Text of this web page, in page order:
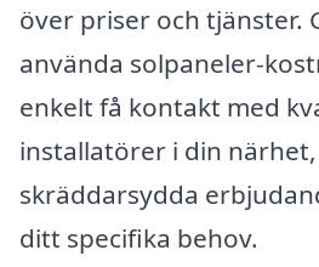
över priser och tjänster.
använda solpaneler-
enkelt få kontakt med
installatörer i din
skräddarsydda
ditt specifika behov.